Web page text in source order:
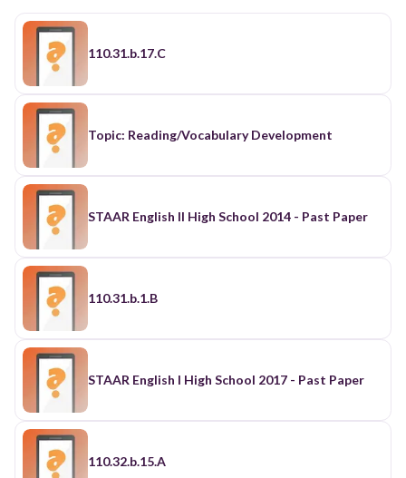
110.31.b.17.C
Topic: Reading/Vocabulary Development
STAAR English II High School 2014 - Past Paper
110.31.b.1.B
STAAR English I High School 2017 - Past Paper
110.32.b.15.A